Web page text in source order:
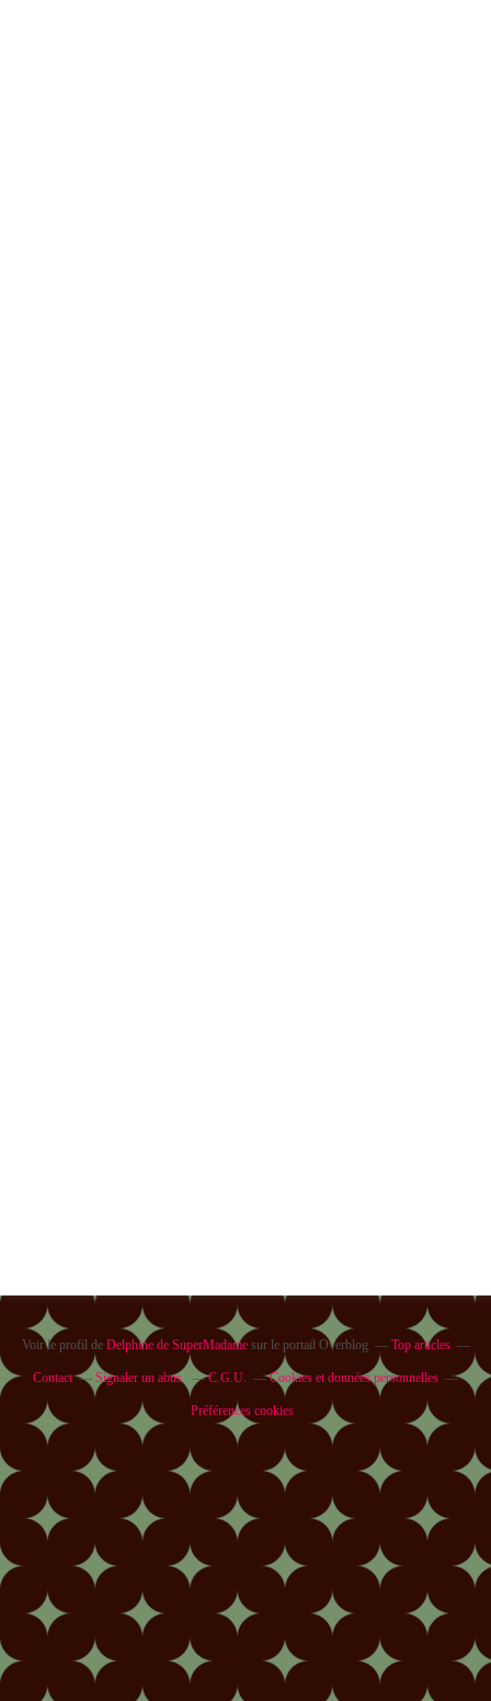
Voir le profil de Delphine de SuperMadamesur le portail Overblog Top articles
Contact Signaler un abus C.G.U. Cookies et données personnelles
Préférences cookies